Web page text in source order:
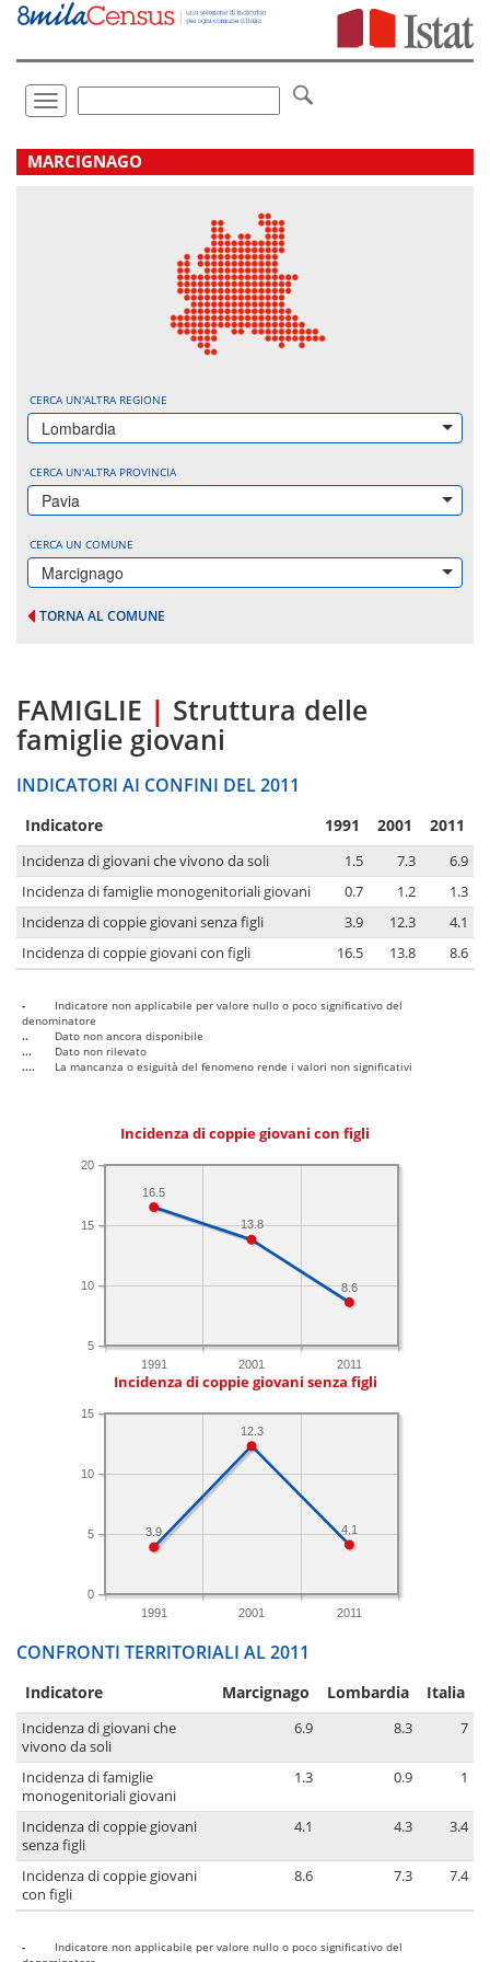
Vai
direttamente
Toggle
navigation
.
MARCIGNAGO
CERCA UN'ALTRA REGIONE
Lombardia
CERCA UN'ALTRA PROVINCIA
Pavia
CERCA UN COMUNE
Marcignago
TORNA AL COMUNE
FAMIGLIE | Struttura delle
famiglie giovani
INDICATORI AI CONFINI DEL 2011
Indicatore 1991 2001 2011
Incidenza di giovani che vivono da soli 1.5 7.3
6.9
Incidenza di famiglie monogenitoriali giovani
0.7 1.2
1.3
Incidenza di coppie giovani senza figli
3.9 12.3
4.1
Incidenza di coppie giovani con figli
16.5 13.8 8.6
-
Indicatore non applicabile per valore nullo o poco significativo del
denominatore
..
Dato non ancora disponibile
...
Dato non rilevato
....
La mancanza o esiguità del fenomeno rende i valori non significativi
Incidenza di coppie giovani con figli
1991 2001 2011
5
10
15
20
8.6
13.8
16.5
Incidenza di coppie giovani senza figli
1991 2001 2011
0
5
10
15
4.1
12.3
3.9
CONFRONTI TERRITORIALI AL 2011
Indicatore Marcignago Lombardia Italia
Incidenza di giovani che
vivono da soli
6.9 8.3 7
Incidenza di famiglie
monogenitoriali giovani
1.3 0.9 1
Incidenza di coppie giovani
senza figli
4.1 4.3 3.4
Incidenza di coppie giovani
con figli
8.6 7.3 7.4
-
Indicatore non applicabile per valore nullo o poco significativo del